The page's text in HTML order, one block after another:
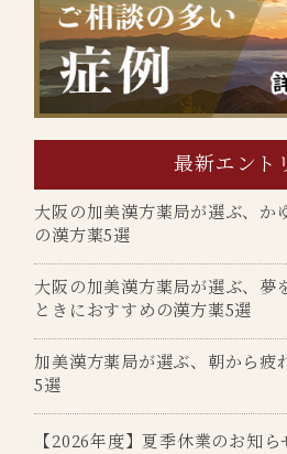
最新エント
大阪の加美漢方薬局が選ぶ、か
の漢方薬5選
大阪の加美漢方薬局が選ぶ、夢
ときにおすすめの漢方薬5選
加美漢方薬局が選ぶ、朝から疲
5選
【2026年度】夏季休業のお知ら